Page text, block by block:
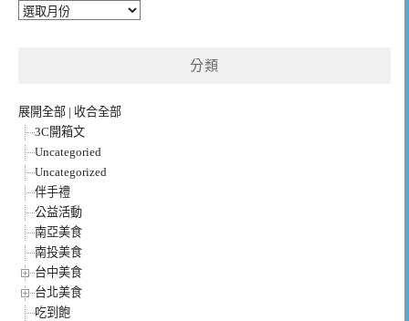
彙
分類
展開全部 | 收合全部
3C開箱文
Uncategoried
Uncategorized
伴手禮
公益活動
南亞美食
南投美食
台中美食
台北美食
吃到飽